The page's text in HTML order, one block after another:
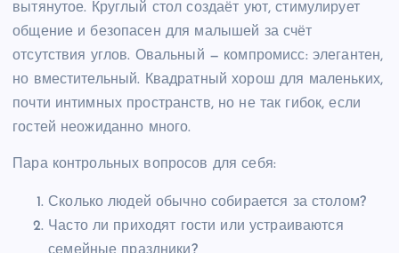
вытянутое. Круглый стол создаёт уют, стимулирует
общение и безопасен для малышей за счёт
отсутствия углов. Овальный — компромисс: элегантен,
но вместительный. Квадратный хорош для маленьких,
почти интимных пространств, но не так гибок, если
гостей неожиданно много.
Пара контрольных вопросов для себя:
Сколько людей обычно собирается за столом?
Часто ли приходят гости или устраиваются